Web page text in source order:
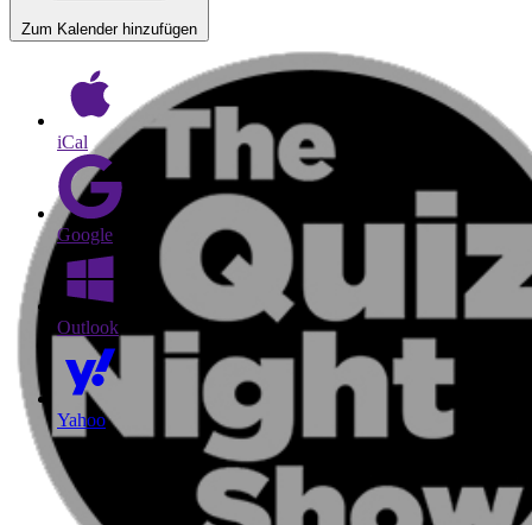
Zum Kalender hinzufügen
iCal
Google
Outlook
Yahoo